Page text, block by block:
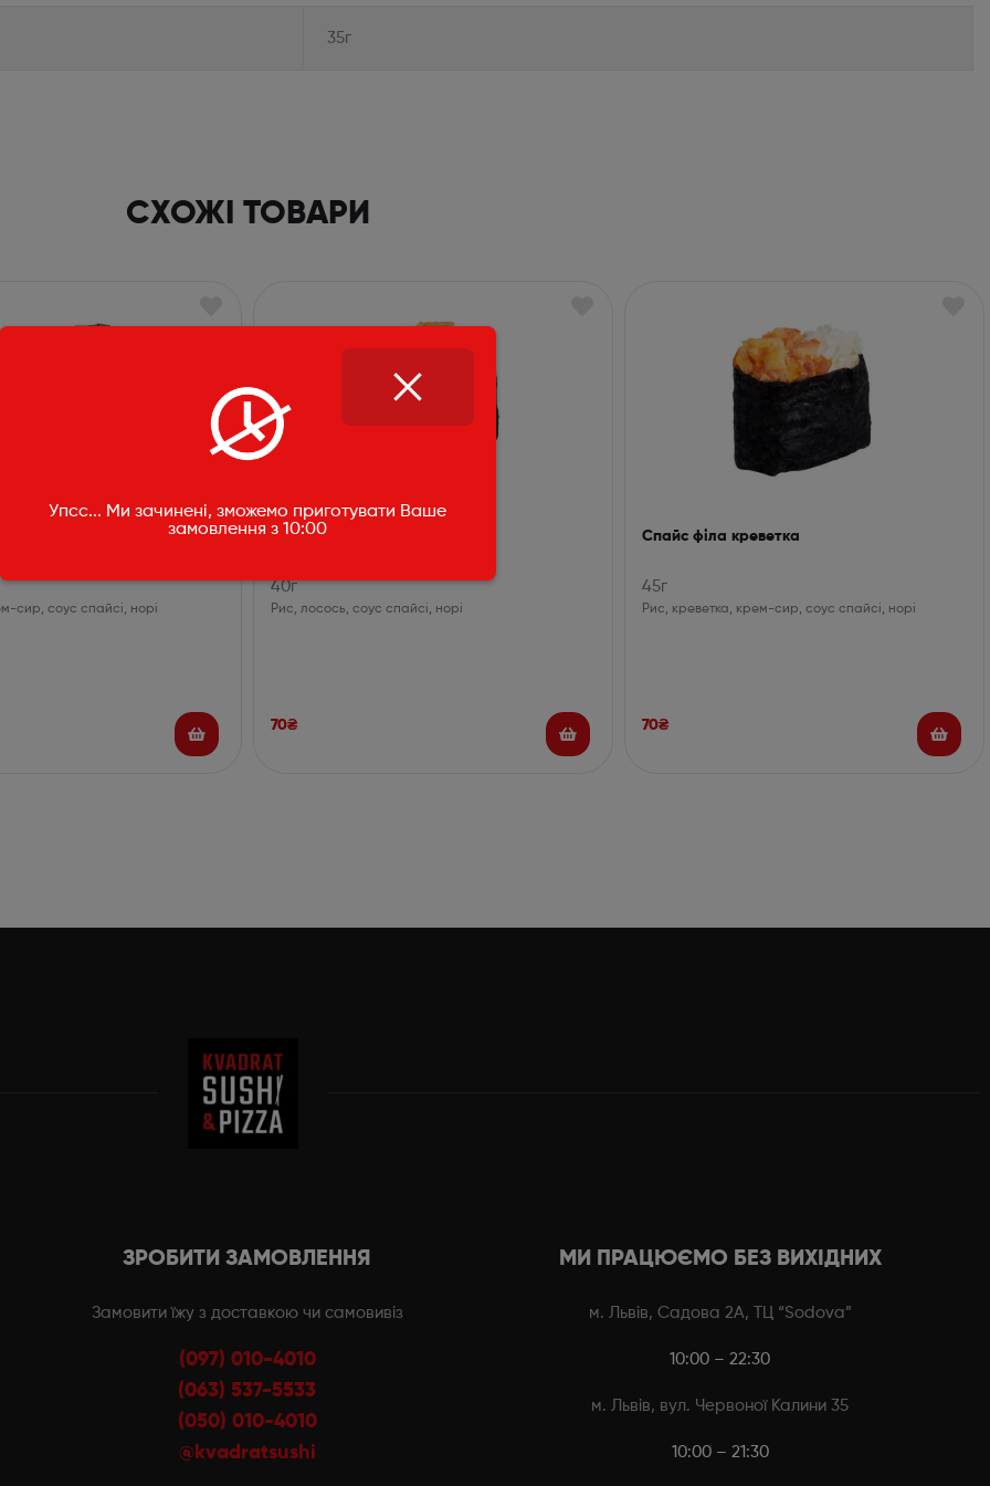
35г
СХОЖІ ТОВАРИ
сир, соус спайсі, норі
Спайс з лососем
40г
Рис, лосось, соус спайсі, норі
70₴
Спайс філа креветка
45г
Рис, креветка, крем-сир, соус спайсі, норі
70₴
ЗРОБИТИ ЗАМОВЛЕННЯ
Замовити їжу з доставкою чи самовивіз
(097) 010-4010
(063) 537-5533
(050) 010-4010
@kvadratsushi
МИ ПРАЦЮЄМО БЕЗ ВИХІДНИХ
м. Львів, Садова 2А, ТЦ “Sodova”
10:00 – 22:30
м. Львів, вул. Червоної Калини 35
10:00 – 21:30
Упсс... Ми зачинені, зможемо приготувати Ваше
замовлення з 10:00